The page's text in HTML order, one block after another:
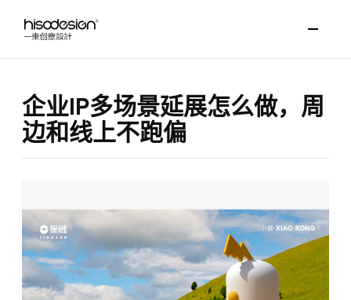
企业IP多场景延展怎么做，周
边和线上不跑偏